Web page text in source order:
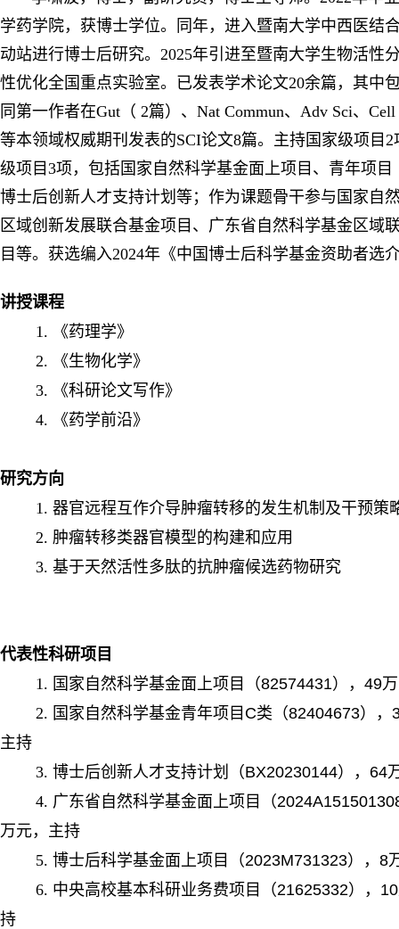
学药学院，获博士学位。同年，进入暨南大学中西医结
动站进行博士后研究。2025年引进至暨南大学生物活性
性优化全国重点实验室。已发表学术论文20余篇，其中
同第一作者在Gut（ 2篇）、Nat Commun、Adv Sci、Cell
等本领域权威期刊发表的SCI论文8篇。主持国家级项目2
级项目3项，包括国家自然科学基金面上项目、青年项目
博士后创新人才支持计划等；作为课题骨干参与国家自
区域创新发展联合基金项目、广东省自然科学基金区域
目等。获选编入2024年《中国博士后科学基金资助者选
讲授课程
1.
《药理学》
2.
《生物化学》
3.
《科研论文写作》
4.
《药学前沿》
研究方向
1. 器官远程互作介导肿瘤转移的发生机制及干预策
2. 肿瘤转移类器官模型的构建和应用
3. 基于天然活性多肽的抗肿瘤候选药物研究
代表性科研项目
1. 国家自然科学基金面上项目（82574431），49
2. 国家自然科学基金青年项目C类（82404673），
主持
3. 博士后创新人才支持计划（BX20230144），64
4. 广东省自然科学基金面上项目（
万元，主持
5. 博士后科学基金面上项目（2023M731323），8
6. 中央高校基本科研业务费项目（21625332），
持